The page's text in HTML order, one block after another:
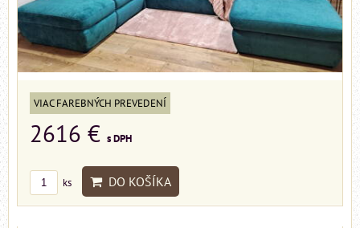
VIAC FAREBNÝCH PREVEDENÍ
2616 € s DPH
ks DO KOŠÍKA